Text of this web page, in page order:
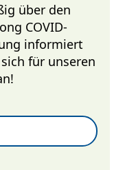
über den
COVID-
informiert
für unseren